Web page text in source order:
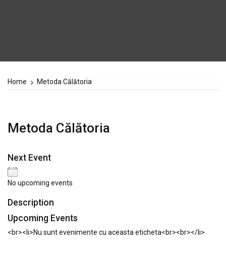
Home Metoda Călătoria
Metoda Călătoria
Next Event
No upcoming events
Description
Upcoming Events
<br><li>Nu sunt evenimente cu aceasta eticheta<br><br></li>